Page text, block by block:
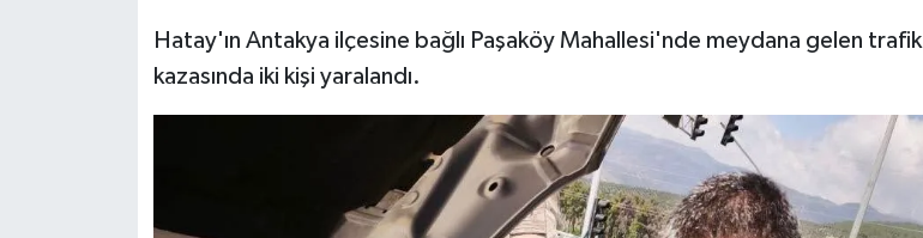
Hatay'ın Antakya ilçesine bağlı Paşaköy Mahallesi'nde meydana gelen trafik
kazasında iki kişi yaralandı.